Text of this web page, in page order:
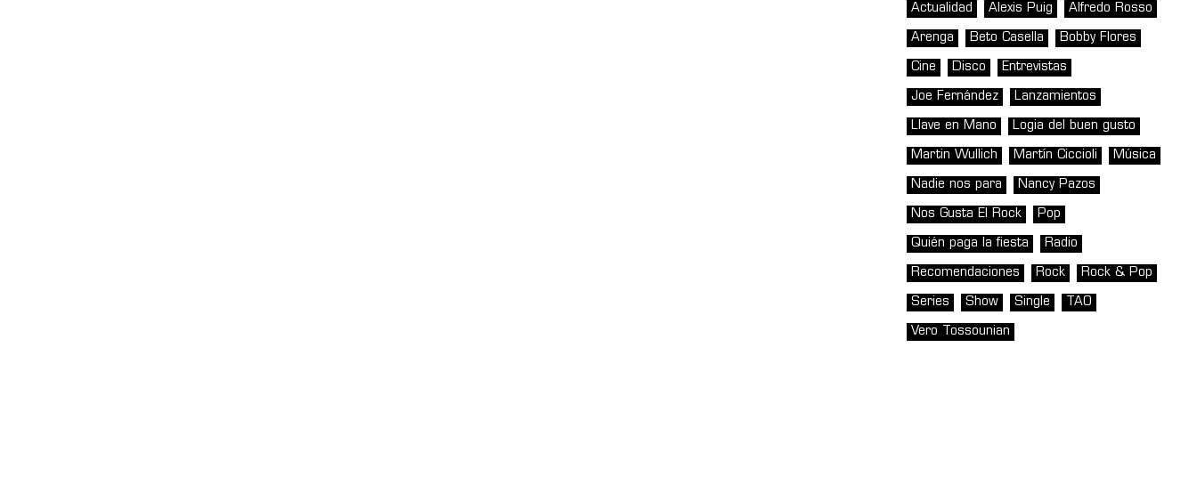
Actualidad Alexis Puig Alfredo Rosso
Arenga Beto Casella Bobby Flores
Cine Disco Entrevistas
Joe Fernández Lanzamientos
Llave en Mano Logia del buen gusto
Martin Wullich Martín Ciccioli Música
Nadie nos para Nancy Pazos
Nos Gusta El Rock Pop
Quién paga la fiesta Radio
Recomendaciones Rock Rock & Pop
Series Show Single TAO
Vero Tossounian